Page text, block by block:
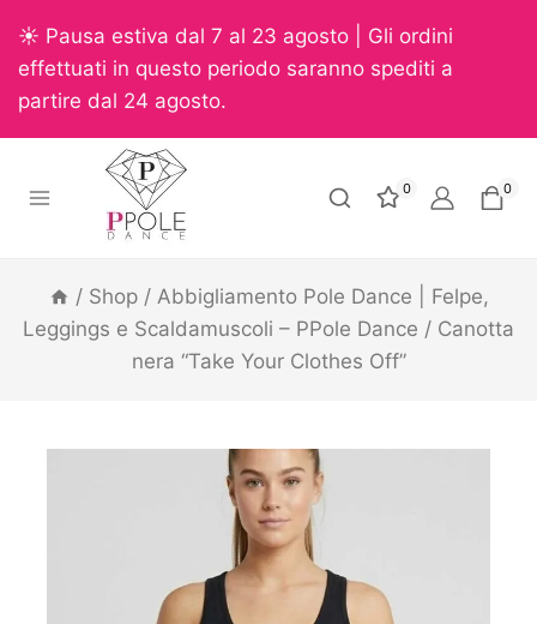
☀️ Pausa estiva dal 7 al 23 agosto | Gli ordini
effettuati in questo periodo saranno spediti a
partire dal 24 agosto.
0 0
/ Shop / Abbigliamento Pole Dance | Felpe,
Leggings e Scaldamuscoli – PPole Dance / Canotta
nera “Take Your Clothes Off”